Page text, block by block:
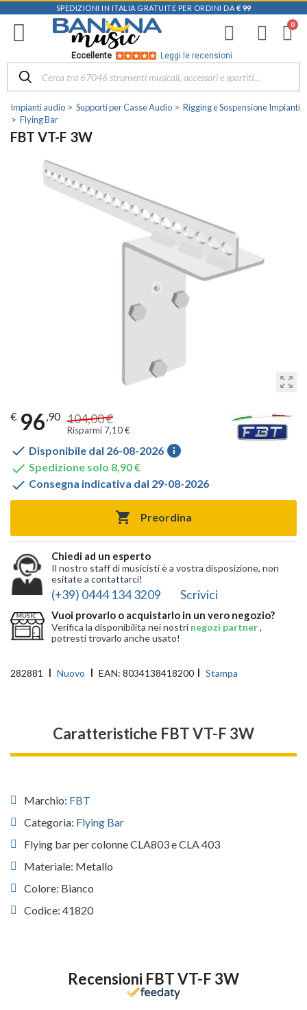
SPEDIZIONI IN ITALIA GRATUITE PER ORDINI DA € 99
Eccellente Leggi le recensioni
Impianti audio Supporti per Casse Audio
Rigging e Sospensione Impianti
Flying Bar
FBT VT-F 3W
zoom_out_map
€ 96,90 104,00 €
Risparmi 7,10 €
 Disponibile dal 26-08-2026 info
 Spedizione solo 8,90 €
 Consegna indicativa dal 29-08-2026
 Preordina
Chiedi ad un esperto
Il nostro staff di musicisti è a vostra disposizione, non
esitate a contattarci!
(+39) 0444 134 3209 Scrivici
Vuoi provarlo o acquistarlo in un vero negozio?
Verifica la disponibilita nei nostri negozi partner,
potresti trovarlo anche usato!
282881 Nuovo EAN: 8034138418200 Stampa
Caratteristiche FBT VT-F 3W
Marchio: FBT
Categoria: Flying Bar
Flying bar per colonne CLA803 e CLA 403
Materiale: Metallo
Colore: Bianco
Codice: 41820
Recensioni FBT VT-F 3W